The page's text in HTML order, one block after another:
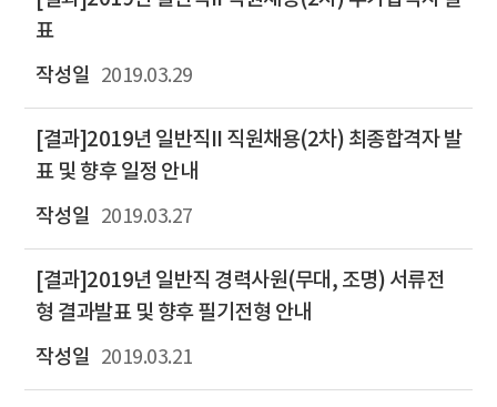
표
2019.03.29
[결과]2019년 일반직II 직원채용(2차) 최종합격자 발
표 및 향후 일정 안내
2019.03.27
[결과]2019년 일반직 경력사원(무대, 조명) 서류전
형 결과발표 및 향후 필기전형 안내
2019.03.21